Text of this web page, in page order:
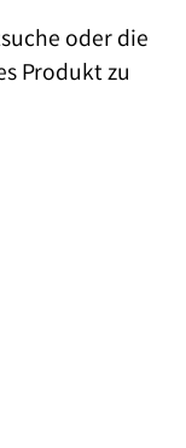
oder die
Produkt zu